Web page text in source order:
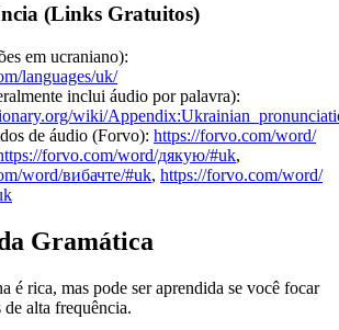
(Links Gratuitos)
em ucraniano):
languages/uk/
inclui áudio por palavra):
wiki/
de áudio (Forvo): https://forvo.com/word/
forvo.com/word/дякую/#uk,
word/вибачте/#uk, https://forvo.com/word/
Gramática
é rica, mas pode ser aprendida se você focar
alta frequência.